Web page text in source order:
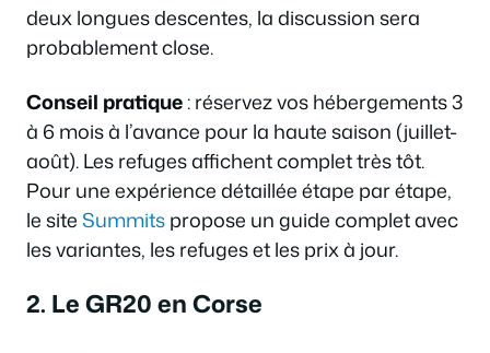
deux longues descentes, la discussion sera
probablement close.
Conseil pratique: réservez vos hébergements 3
à 6 mois à l’avance pour la haute saison (juillet-
août). Les refuges affichent complet très tôt.
Pour une expérience détaillée étape par étape,
le siteSummitspropose un guide complet avec
les variantes, les refuges et les prix à jour.
2. Le GR20 en Corse